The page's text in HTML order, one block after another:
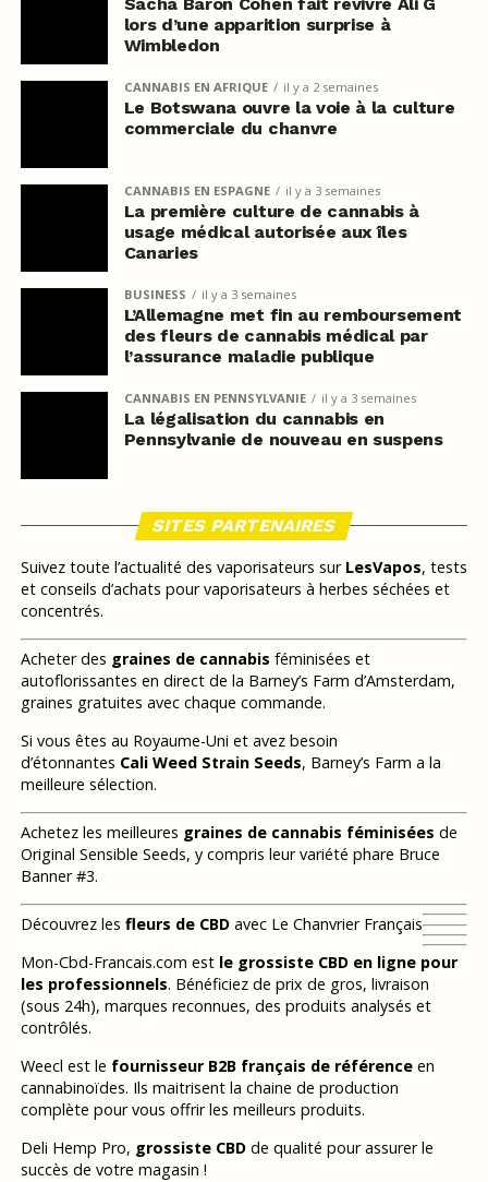
lors d’une apparition surprise à
Wimbledon
CANNABIS EN AFRIQUE il y a 2 semaines
Le Botswana ouvre la voie à la culture
commerciale du chanvre
CANNABIS EN ESPAGNE il y a 3 semaines
La première culture de cannabis à
usage médical autorisée aux îles
Canaries
BUSINESS il y a 3 semaines
L’Allemagne met fin au remboursement
des fleurs de cannabis médical par
l’assurance maladie publique
CANNABIS EN PENNSYLVANIE il y a 3 semaines
La légalisation du cannabis en
Pennsylvanie de nouveau en suspens
SITES PARTENAIRES
Suivez toute l’actualité des vaporisateurs sur LesVapos, tests
et conseils d’achats pour vaporisateurs à herbes séchées et
concentrés.
Acheter des graines de cannabis féminisées et
autoflorissantes en direct de la Barney’s Farm d’Amsterdam,
graines gratuites avec chaque commande.
Si vous êtes au Royaume-Uni et avez besoin
d’étonnantes Cali Weed Strain Seeds, Barney’s Farm a la
meilleure sélection.
Achetez les meilleures graines de cannabis féminisées de
Original Sensible Seeds, y compris leur variété phare Bruce
Banner #3.
Découvrez les fleurs de CBDavec Le Chanvrier Français
Mon-Cbd-Francais.com est le grossiste CBD en ligne pour
les professionnels. Bénéficiez de prix de gros, livraison
(sous 24h), marques reconnues, des produits analysés et
contrôlés.
Weecl est le fournisseur B2B français de référenceen
cannabinoïdes. Ils maitrisent la chaine de production
complète pour vous offrir les meilleurs produits.
Deli Hemp Pro, grossiste CBDde qualité pour assurer le
succès de votre magasin !